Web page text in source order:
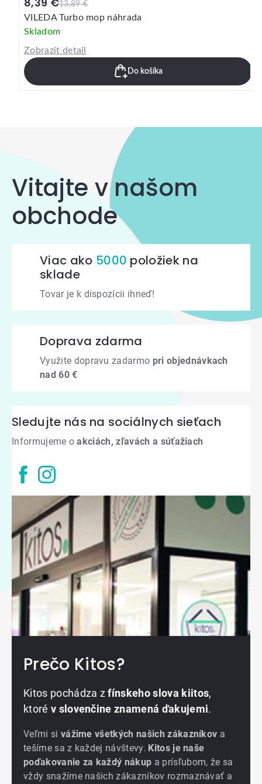
13,89 €
VILEDA Turbo mop náhrada
Skladom
Zobrazit detail
Do košíka
Vitajte v našom
obchode
Viac ako 5000 položiek na
sklade
Tovar je k dispozícii ihneď!
Doprava zdarma
Využite dopravu zadarmo pri objednávkach
nad 60 €
Sledujte nás na sociálnych sieťach
Informujeme oakciách, zľavách a súťažiach
Prečo Kitos?
Kitos pochádza zfínskeho slova kiitos,
ktoré v slovenčine znamená ďakujemi.
Veľmi si vážime všetkých našich zákazníkov a
tešíme sa z každej návštevy. Kitos je naše
poďakovanie za každý nákup a prísľubom, že sa
vždy snažíme našich zákazníkov rozmaznávať a